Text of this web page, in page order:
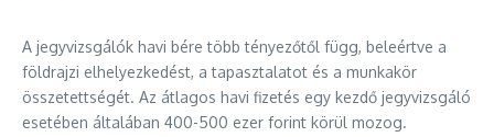
A jegyvizsgálók havi bére több tényezőtől függ, beleértve a
földrajzi elhelyezkedést, a tapasztalatot és a munkakör
összetettségét. Az átlagos havi fizetés egy kezdő jegyvizsgáló
esetében általában 400-500 ezer forint körül mozog.